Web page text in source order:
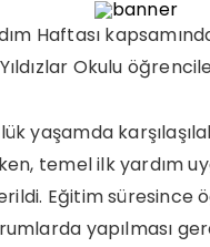
Haftası
Okulu
yaşamda
temel ilk yardım
Eğitim süresince
yapılması